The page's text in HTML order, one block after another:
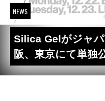
NEWS
Silica Gelがジャ
阪、東京にて単独